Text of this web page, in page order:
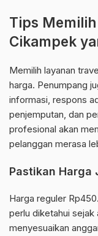
Tips
Cikampek
Memilih layanan
harga. Penumpang
informasi, respons
penjemputan, dan
profesional akan
pelanggan merasa
Pastikan Harga
Harga reguler
perlu diketahui
menyesuaikan